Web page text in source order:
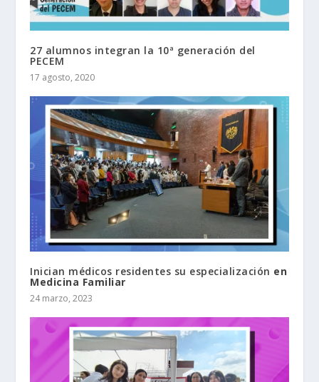
27 alumnos integran la 10ª generación del
PECEM
17 agosto, 2020
Inician médicos residentes su especialización en
Medicina Familiar
24 marzo, 2023